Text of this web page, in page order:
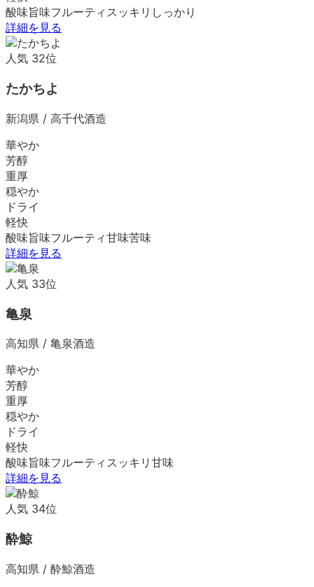
酸味旨味フルーティ スッキリ しっかり
詳細を見る
人気 32位
たかちよ
新潟県 / 高千代酒造
華やか
芳醇
重厚
穏やか
ドライ
軽快
酸味旨味フルーティ甘味苦味
詳細を見る
人気 33位
亀泉
高知県 / 亀泉酒造
華やか
芳醇
重厚
穏やか
ドライ
軽快
酸味旨味フルーティ スッキリ 甘味
詳細を見る
人気 34位
酔鯨
高知県 / 酔鯨酒造